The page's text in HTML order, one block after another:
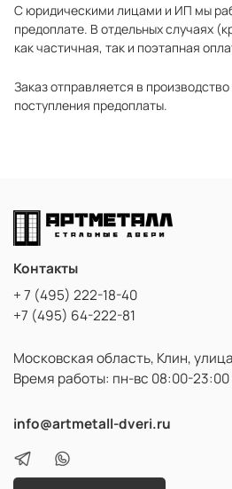
С юридическими лицами и ИП мы
предоплате. В отдельных случаях
как частичная, так и поэтапная
Заказ отправляется в
поступления предоплаты.
Контакты
+ 7 (495) 222-18-40
+7 (495) 64-222-81
Московская область, Клин,
Время работы: пн-вс 08:00-23:00
info@artmetall-dveri.ru